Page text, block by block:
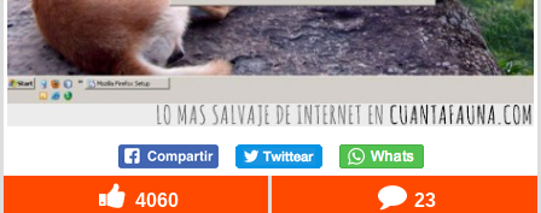
4060 23